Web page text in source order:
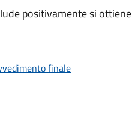
positivamente si ottiene
finale